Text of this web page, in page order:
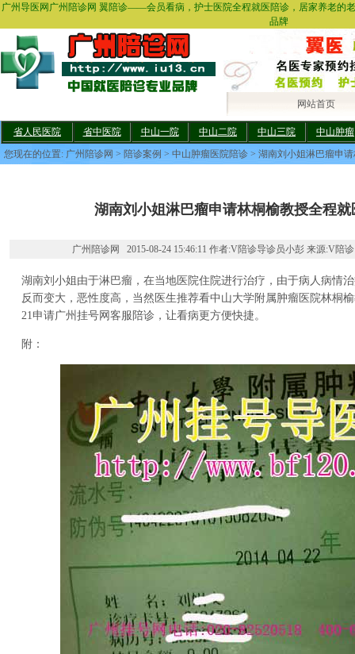
广州导医网广州陪诊网 翼陪诊——会员看病，护士医院全程就医陪诊，居家养老的
品牌
网站首页
省人民医院 省中医院 中山一院 中山二院 中山三院
中山肿瘤
您现在的位置: 广州陪诊网 > 陪诊案例 > 中山肿瘤医院陪诊 > 湖南刘小姐淋巴瘤申
湖南刘小姐淋巴瘤申请林桐榆教授全程就
广州陪诊网 2015-08-24 15:46:11 作者:V陪诊导诊员小彭 来源:V陪
湖南刘小姐由于淋巴瘤，在当地医院住院进行治疗，由于病人病情
反而变大，恶性度高，当然医生推荐看中山大学附属肿瘤医院林桐
21申请广州挂号网客服陪诊，让看病更方便快捷。
附：